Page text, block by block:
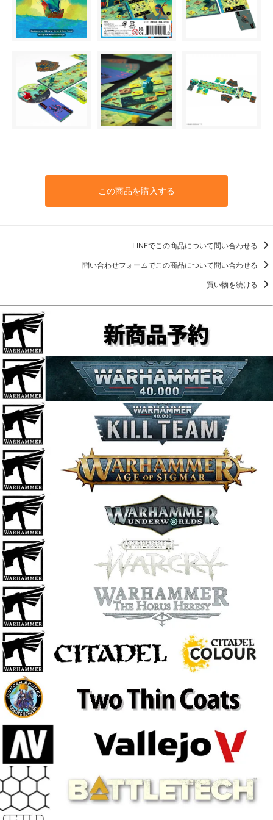
この商品を購入する
LINEでこの商品について問い合わせる
問い合わせフォームでこの商品について問い合わせる
買い物を続ける